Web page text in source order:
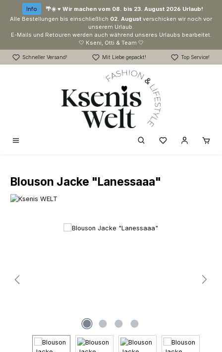
Zum Hauptinhalt springen
Info
🌴☀️ ♥ Wir machen vom 08. bis 23. August 2026 Urlaub!
Alle Bestellungen bis einschließlich 02. August verschicken wir noch vor
unserem Urlaub.
E-Mails und Retouren werden auch während unseres Urlaubs bearbeitet.
🤍 Kseni, Otti & Team 🤍
Schneller Versand! Mit Liebe gepackt! Top Service!
Du hast 0
Blouson Jacke "Lanessaaa"
Bildergalerie überspringen